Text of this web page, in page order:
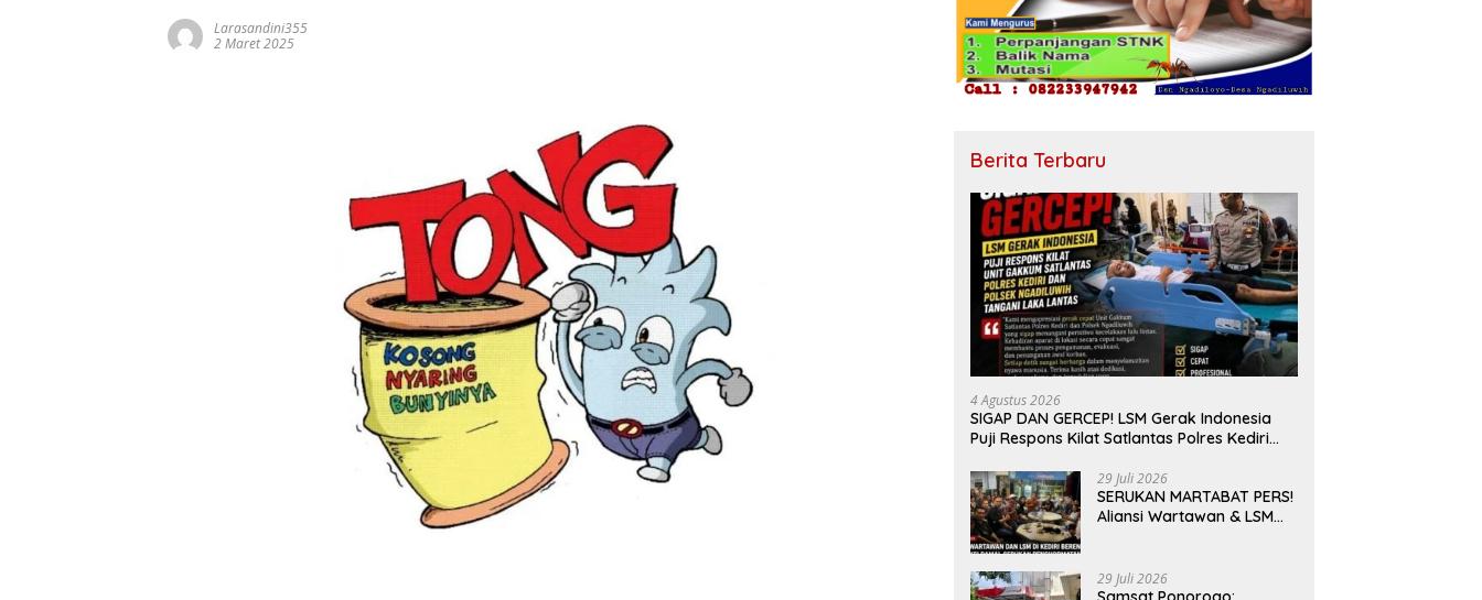
Larasandini355
2 Maret 2025
Berita Terbaru
4 Agustus 2026
SIGAP DAN GERCEP! LSM Gerak Indonesia
Puji Respons Kilat Satlantas Polres Kediri
29 Juli 2026
SERUKAN MARTABAT PERS!
Aliansi Wartawan & LSM
Kami Pilar Demokrasi
29 Juli 2026